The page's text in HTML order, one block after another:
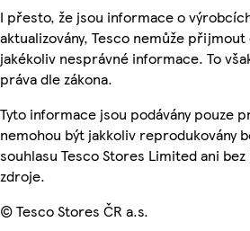
I přesto, že jsou informace o
aktualizovány, Tesco nemůže
jakékoliv nesprávné informace. To
práva dle zákona.
Tyto informace jsou podávány pouze
nemohou být jakkoliv reprodukovány
souhlasu Tesco Stores Limited ani
zdroje.
© Tesco Stores ČR a.s.